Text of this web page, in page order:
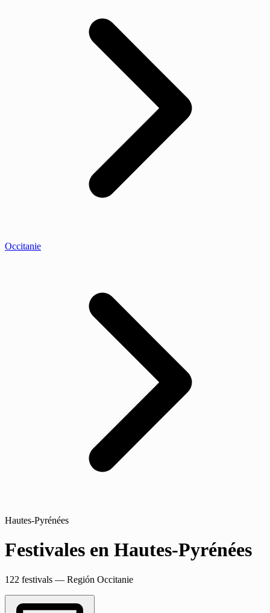
Occitanie
Hautes-Pyrénées
Festivales en Hautes-Pyrénées
122 festivals — Región Occitanie